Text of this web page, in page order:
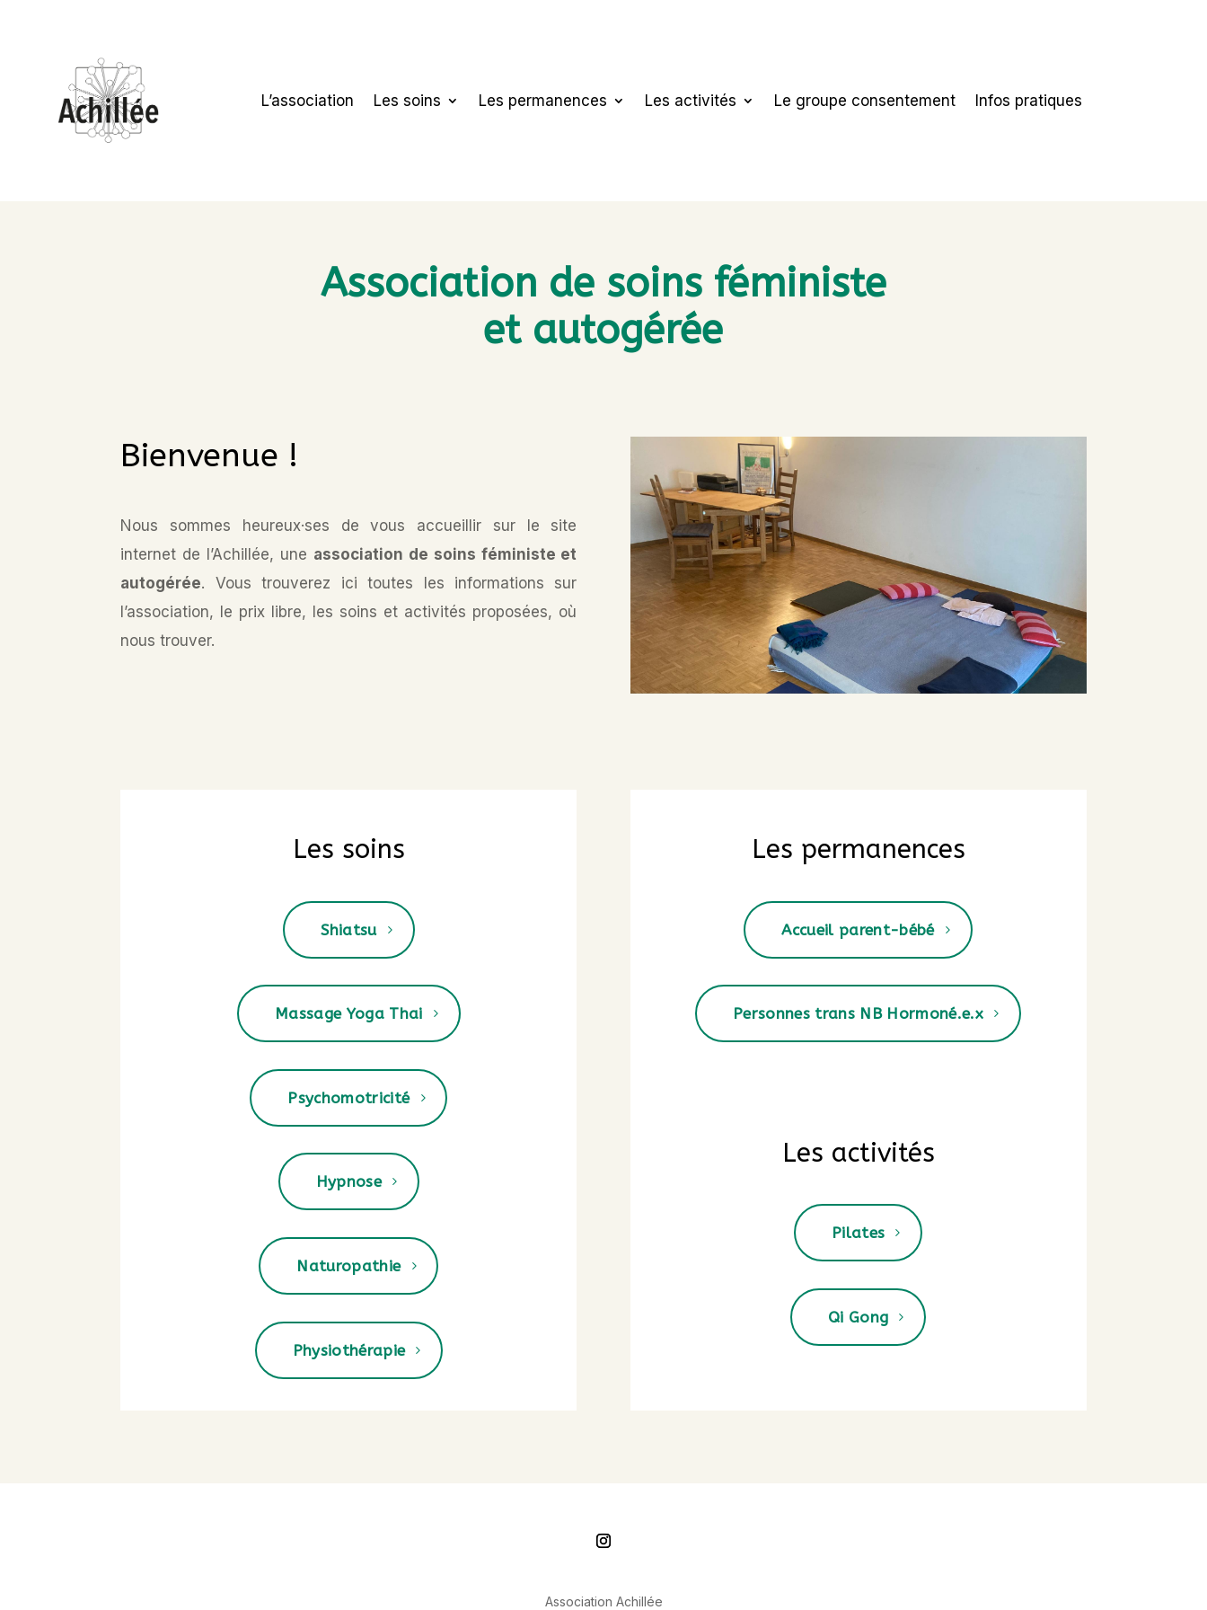
L’association Les soins Les permanences Les activités Le groupe consentement Infos pratiques
Association de soins féministe
et autogérée
Bienvenue !
Nous sommes heureux·ses de vous accueillir sur le site
internet de l’Achillée, une association de soins féministe et
autogérée. Vous trouverez ici toutes les informations sur
l’association, le prix libre, les soins et activités proposées, où
nous trouver.
Les soins
Shiatsu
Massage Yoga Thai
Psychomotricité
Hypnose
Naturopathie
Physiothérapie
Les permanences
Accueil parent-bébé
Personnes trans NB Hormoné.e.x
Les activités
Pilates
Qi Gong
Association Achillée